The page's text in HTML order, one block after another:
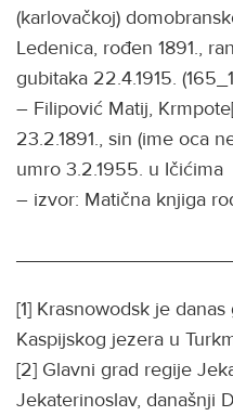
(karlovačkoj)
Ledenica, rođen 1891.,
gubitaka 22.4.1915.
– Filipović Matij,
23.2.1891., sin (ime oca
umro 3.2.1955. u Ičićima
– izvor: Matična knjiga
[1] Krasnowodsk je
Kaspijskog jezera u
[2] Glavni grad regije
Jekaterinoslav, današnji